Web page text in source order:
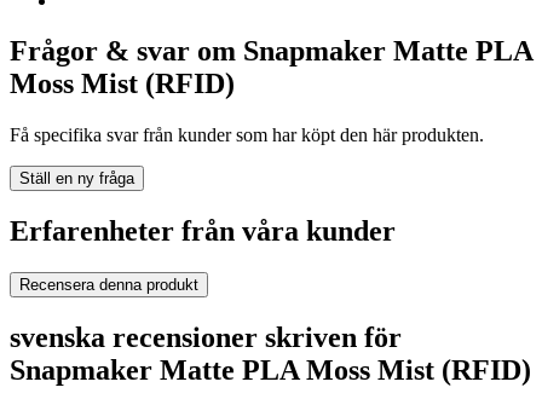
Frågor & svar om Snapmaker Matte PLA
Moss Mist (RFID)
Få specifika svar från kunder som har köpt den här produkten.
Ställ en ny fråga
Erfarenheter från våra kunder
Recensera denna produkt
svenska recensioner skriven för
Snapmaker Matte PLA Moss Mist (RFID)